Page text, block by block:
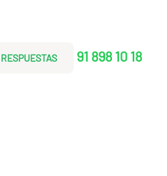
RESPUESTAS 91 898 10 18